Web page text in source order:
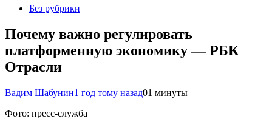
Без рубрики
Почему важно регулировать
платформенную экономику — РБК
Отрасли
Вадим Шабунин1 год тому назад01 минуты
Фото: пресс-служба